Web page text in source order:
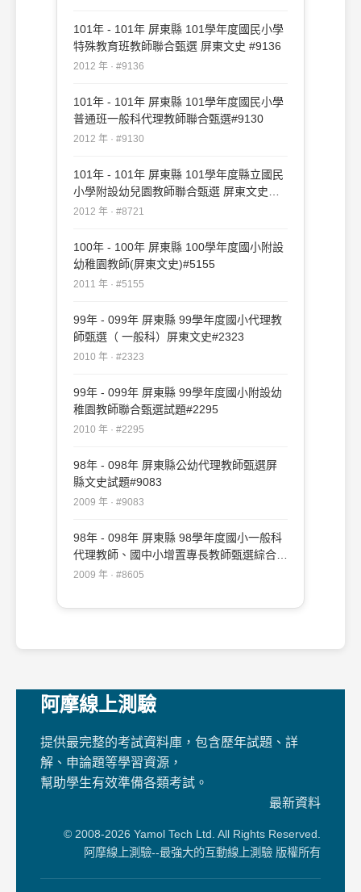
101年 - 101年 屏東縣 101學年度國民小學
特殊教育班教師聯合甄選 屏東文史 #9136
2012 年 · #9136
101年 - 101年 屏東縣 101學年度國民小學
普通班一般科代理教師聯合甄選#9130
2012 年 · #9130
101年 - 101年 屏東縣 101學年度縣立國民
小學附設幼兒園教師聯合甄選 屏東文史及
族群文化#8721
2012 年 · #8721
100年 - 100年 屏東縣 100學年度國小附設
幼稚園教師(屏東文史)#5155
2011 年 · #5155
99年 - 099年 屏東縣 99學年度國小代理教
師甄選（ 一般科）屏東文史#2323
2010 年 · #2323
99年 - 099年 屏東縣 99學年度國小附設幼
稚園教師聯合甄選試題#2295
2010 年 · #2295
98年 - 098年 屏東縣公幼代理教師甄選屏
縣文史試題#9083
2009 年 · #9083
98年 - 098年 屏東縣 98學年度國小一般科
代理教師、國中小增置專長教師甄選綜合科
目試題#8605
2009 年 · #8605
阿摩線上測驗
提供最完整的考試資料庫，包含歷年試題、詳
解、申論題等學習資源，
幫助學生有效準備各類考試。
最新資料
© 2008-2026 Yamol Tech Ltd. All Rights Reserved.
阿摩線上測驗--最強大的互動線上測驗 版權所有